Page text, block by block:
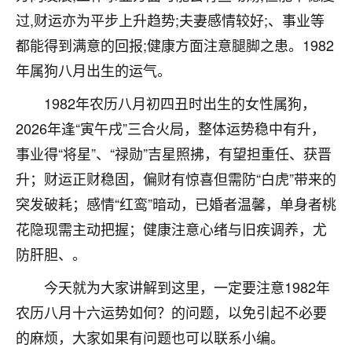
过,财运亦为平步上升趋势;夫妻感情较好;、事业等
都能得到满意的回报;健康方面注意腿脚之患。1982
年属狗八月出生的运气。
1982年农历八月初四丑时出生的女性属狗，
2026年逢“寅午戌”三合火局，整体运势稳中有升，
事业得“将星”、“禄勋”吉星照拂，有望担重任、获晋
升；财运正财稳固，偏财有惊喜但需防“白虎”带来的
突发破耗；感情“红鸾”暗动，已婚者温馨，单身者桃
花隐现需主动把握；健康注意心绪与旧疾调养，尤
防肝胆、。
今天就为大家讲解到这里，一定要注意1982年
农历八月十六运势如何？的问题，以免引起不必要
的麻烦，大家如果有问题也可以联系小编。
青春168
我也想要，我也想要！
2天前 来自山西 15
老师做不做超度法事？我想给我奶奶做超度，她今年
刚去世了。
七零老顽童：我母亲前年离世，刚开始我经常
做梦梦见她，后来也是朋友介绍，找到慧来老
师，安排了超度法事，做梦再也没有梦到过
了，一开始是半信半疑的，图个心安，给亡母
超度，现在看来，人不信也不行。
优秀的张同学
老师收徒吗？？我对这些很感兴趣